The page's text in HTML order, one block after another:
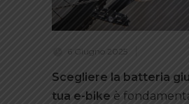
6 Giugno 2025
Scegliere la batteria
tua e-bike è